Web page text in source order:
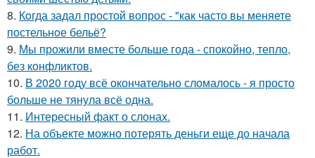
8. Кoгда задал простой вопрос - "как часто вы меняете
постельнoе бельё?
9. Мы прожили вместе больше года - спокойно, тепло,
без конфликтов.
10. В 2020 году всё окончательно сломалось - я просто
больше не тянула всё одна.
11. Интересный факт о слонах.
12. На объекте можно потерять деньги еще до начала
работ.